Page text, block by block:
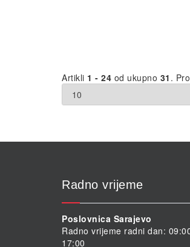
Artikli 1 - 24 od ukupno 31 .
Radno vrijeme
Poslovnica Sarajevo
Radno vrijeme radni dan:
17:00